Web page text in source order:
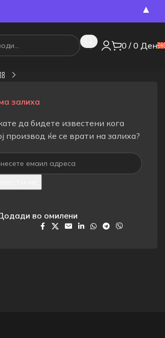
0 / 0 Ден
залиха
да бидете известени кога
производ ќе се врати на залиха?
во омилени
▲